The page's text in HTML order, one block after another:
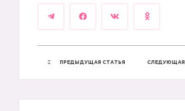
ПРЕДЫДУЩАЯ СТАТЬЯ СЛЕДУЮЩАЯ